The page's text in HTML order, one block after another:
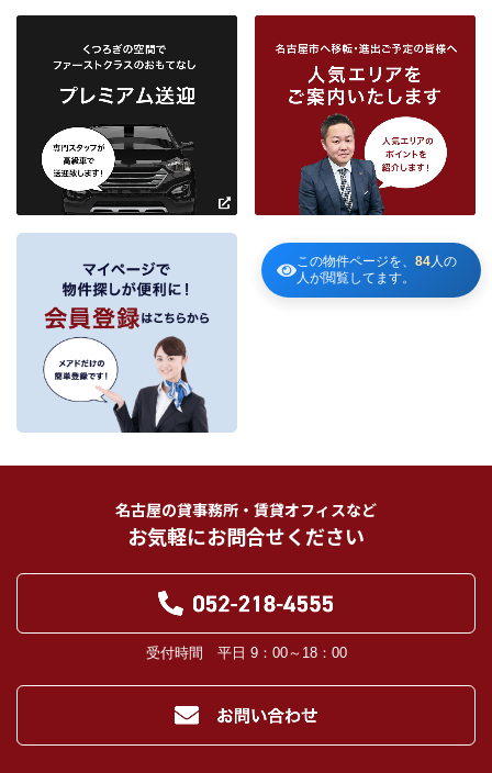
この物件ページを、 84人の
人が閲覧してます。
物件の申込者様・購入者様管理もしくは媒介の委託を受けた不動産の所有者そ
の他権利者様から受領した申込書、契約書等に記載された個人情報、その他適
正な手段で入手した個人情報を有しています。
お客様との契約の履行、賃貸取引にあっては契約管理、売買取引にあっては契
約後の管理・アフターサービス実施のため利用します。
当社は、当社の他の不動産物件におけるサービスの紹介並びにお客様にとって
有用と思われる当社提携先の商品・サービス等を紹介するためのダイレクトメ
ールの発送等のために、お宮様の個人情報のうち住所、氏名、電話番号、メー
ルアドレスの情報を利用させていただきます。このための利用は、お客様から
の申し出により取り止めます。
３．個人情報の第三者への提供
当社が保有する個人情報は、お客様との契約の履行、賃貸取引にあっては契約管
理、売買取引にあっては契約後の管理・アフターサービスの実施のため、業務の
内容に応じて、氏名、住所、電話番号、生年月日、不動産物件情報、成約情報
を、書面、郵便物、電話、インターネット、電子メール、広告媒体等で次の 1.～
11.記載の第三者に提供されます。なお、お客様からの申出がありましたら、提供
は停止いたします。
お客様から委託を受けた事項についての契約の相手方となる者、その見込者。
他の宅地建物取引業者。
取引業者に義務付けられます。）
登記に関する司法書士、土地家屋調査士。
対象不動産について管理の必要がある場合における管理業者。
当社の管理が生じる場合は、管理委託契約の重要事項説明書に定める業務委託
先及び管理費引き落としの際の振込先金融機関、管理組合役員。
入居者様が賃料を滞納した場合の滞納取立者。
市区町村 地図
から検索
フリーワード検索
名古屋の貸事務所・賃貸オフィスなど
お気軽にお問合せください
受付時間 平日 9：00～18：00